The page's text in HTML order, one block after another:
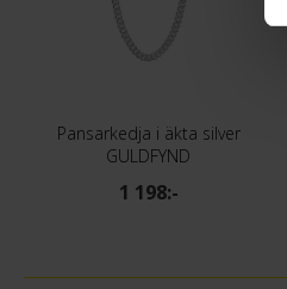
Pansarkedja i äkta silver
GULDFYND
1 198:-